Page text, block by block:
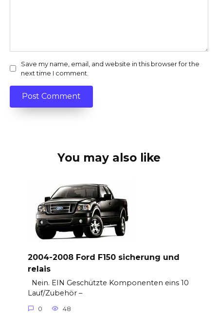
Save my name, email, and website in this browser for the
next time I comment.
You may also like
2004-2008 Ford F150 sicherung und
relais
Nein. EIN Geschützte Komponenten eins 10
Lauf/Zubehör –
0 48